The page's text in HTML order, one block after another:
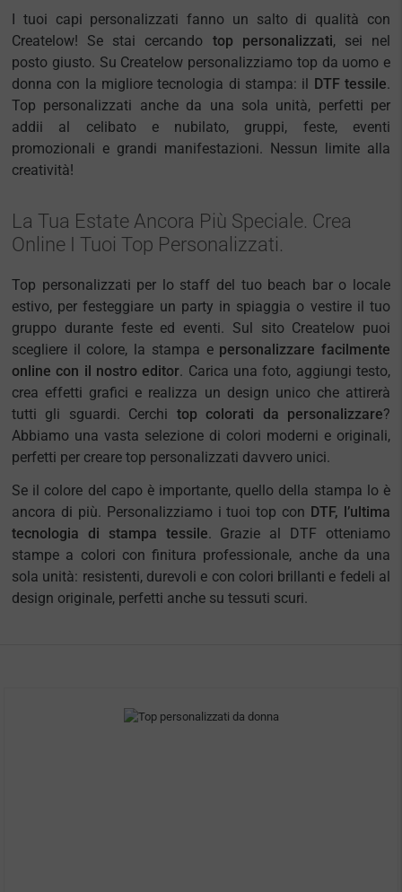
I tuoi capi personalizzati fanno un salto di qualità con
Createlow! Se stai cercando top personalizzati, sei nel
posto giusto. Su Createlow personalizziamo top da uomo e
donna con la migliore tecnologia di stampa: il DTF tessile.
Top personalizzati anche da una sola unità, perfetti per
addii al celibato e nubilato, gruppi, feste, eventi
promozionali e grandi manifestazioni. Nessun limite alla
creatività!
La Tua Estate Ancora Più Speciale. Crea
Online I Tuoi Top Personalizzati.
Top personalizzati per lo staff del tuo beach bar o locale
estivo, per festeggiare un party in spiaggia o vestire il tuo
gruppo durante feste ed eventi. Sul sito Createlow puoi
scegliere il colore, la stampa e personalizzare facilmente
online con il nostro editor. Carica una foto, aggiungi testo,
crea effetti grafici e realizza un design unico che attirerà
tutti gli sguardi. Cerchi top colorati da personalizzare?
Abbiamo una vasta selezione di colori moderni e originali,
perfetti per creare top personalizzati davvero unici.
Se il colore del capo è importante, quello della stampa lo è
ancora di più. Personalizziamo i tuoi top con DTF, l’ultima
tecnologia di stampa tessile. Grazie al DTF otteniamo
stampe a colori con finitura professionale, anche da una
sola unità: resistenti, durevoli e con colori brillanti e fedeli al
design originale, perfetti anche su tessuti scuri.